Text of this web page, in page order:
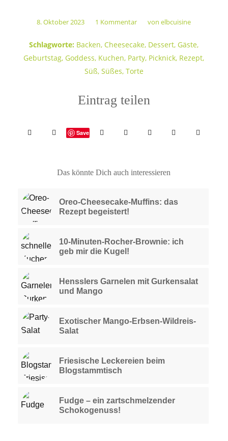
8. Oktober 2023
/ 1 Kommentar
/ vonelbcuisine
Schlagworte: Backen, Cheesecake, Dessert, Gäste,
Geburtstag, Goddess, Kuchen, Party, Picknick, Rezept,
Süß, Süßes, Torte
Eintrag teilen
Save
Das könnte Dich auch interessieren
Oreo-Cheesecake-Muffins: das
Rezept begeistert!
10-Minuten-Rocher-Brownie: ich
geb mir die Kugel!
Hensslers Garnelen mit Gurkensalat
und Mango
Exotischer Mango-Erbsen-Wildreis-
Salat
Friesische Leckereien beim
Blogstammtisch
Fudge – ein zartschmelzender
Schokogenuss!